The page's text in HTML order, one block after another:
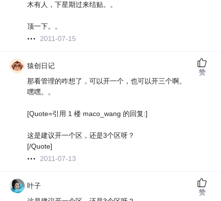
木有人，下星期过来结贴。。
顶一下。。
2011-07-15
猿创日记
那看管理的咋想了，可以开一个，也可以开三个啊。
嘿嘿。。
[Quote=引用 1 楼 maco_wang 的回复:]
这是建议开一个区，还是3个区呀？
[/Quote]
2011-07-13
赞
叶子
赞